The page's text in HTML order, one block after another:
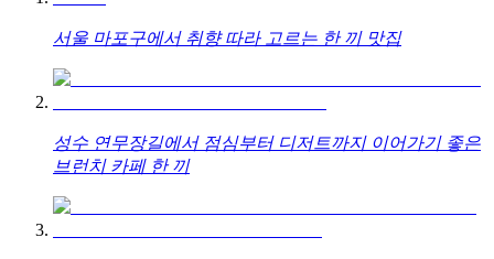
서울 마포구에서 취향 따라 고르는 한 끼 맛집
성수 연무장길에서 점심부터 디저트까지 이어가기 좋은
브런치 카페 한 끼